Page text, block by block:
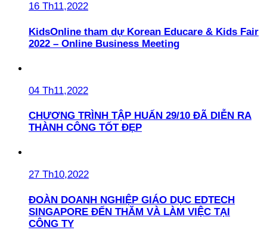
16 Th11,2022
KidsOnline tham dự Korean Educare & Kids Fair
2022 – Online Business Meeting
04 Th11,2022
CHƯƠNG TRÌNH TẬP HUẤN 29/10 ĐÃ DIỄN RA
THÀNH CÔNG TỐT ĐẸP
27 Th10,2022
ĐOÀN DOANH NGHIỆP GIÁO DỤC EDTECH
SINGAPORE ĐẾN THĂM VÀ LÀM VIỆC TẠI
CÔNG TY